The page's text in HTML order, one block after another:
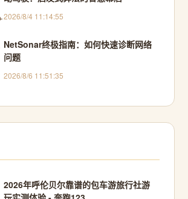
2026/8/4 11:14:55
NetSonar终极指南：如何快速诊断网络
问题
2026/8/6 11:51:35
2026年呼伦贝尔靠谱的包车游旅行社游